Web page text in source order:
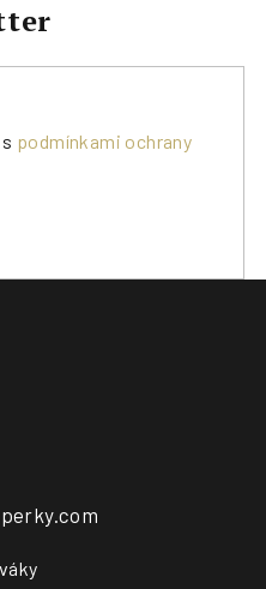
podmínkami ochrany